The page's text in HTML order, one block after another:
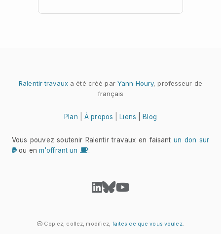
Ralentir travauxa été créé par Yann Houry, professeur de
français
Plan |À propos Liens Blog
Vous pouvez soutenir Ralentir travaux en faisant un don sur
ou en m'offrant un .
Copiez, collez, modifiez,faites ce que vous voulez.